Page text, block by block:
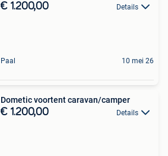
€ 1.200,00 Details
Paal 10 mei 26
Dometic voortent caravan/camper
€ 1.200,00 Details